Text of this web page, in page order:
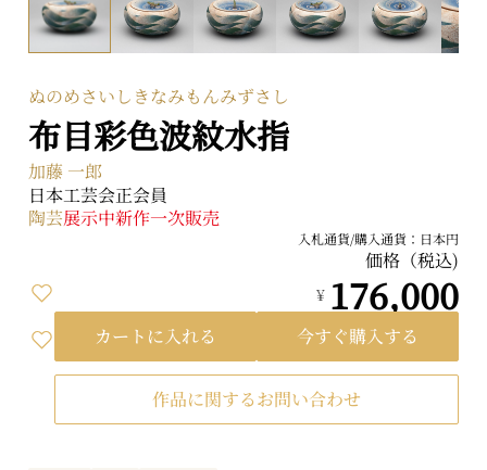
ぬのめさいしきなみもんみずさし
布目彩色波紋水指
加藤 一郎
日本工芸会正会員
陶芸展示中新作一次販売
入札通貨/購入通貨：日本円
価格（税込)
¥ 176,000
カートに入れる 今すぐ購入する
作品に関するお問い合わせ